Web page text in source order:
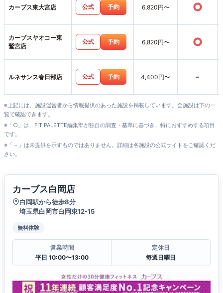
カーブス東大宮店 公式 予約 6,820円〜 ○
カーブスヤオコー東
鷲宮店
公式 予約 6,820円〜 ○
ルネサンス春日部店 公式 予約 4,400円〜 -
※上記には、施設運営者から情報提供のあった施設を掲載しています。全施設は下の一
覧で確認できます。
※「○」は、FIT PALETTE編集部が独自の調査・基準に基づき、特におすすめする項目
です。
※「－」は未提供を示すものではありません。詳細は各施設の公式サイトをご確認くだ
さい。
カーブス白岡店
白岡駅から徒歩8分
埼玉県白岡市白岡東12-15
無料体験
営業時間
平日 10:00〜13:00
定休日
毎週日曜日